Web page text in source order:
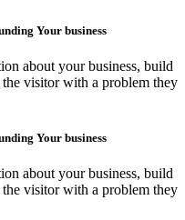
Your business
about your business, build
visitor with a problem they
Your business
about your business, build
visitor with a problem they